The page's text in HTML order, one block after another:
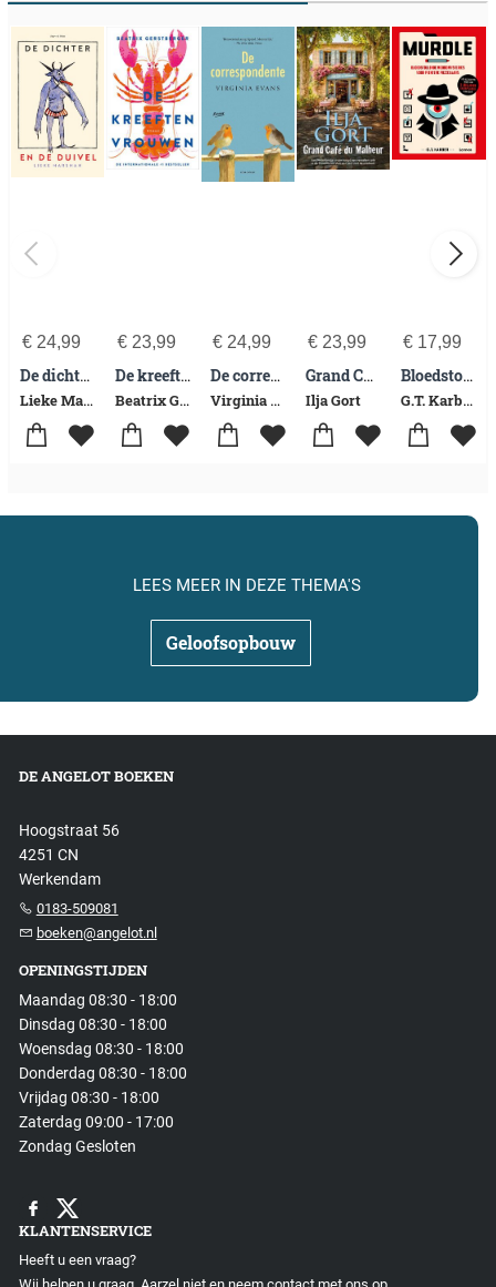
€24,99
De dichter en de duivel
Lieke Marsman
€23,99
De kreeftenvrouwen
Beatrix Gerstberger
€ 24,99
De correspondente
Virginia Evans
€ 23,99
Grand Café du Malheur
Ilja Gort
€ 17,99
Bloedstollende moordmysteries voor pientere puzzelaars
G.T. Karber
Geloofsopbouw
LEES MEER IN DEZE THEMA'S
DE ANGELOT BOEKEN
Hoogstraat 56
4251 CN
Werkendam
0183-509081
boeken@angelot.nl
OPENINGSTIJDEN
Maandag 08:30 - 18:00
Dinsdag 08:30 - 18:00
Woensdag 08:30 - 18:00
Donderdag 08:30 - 18:00
Vrijdag 08:30 - 18:00
Zaterdag 09:00 - 17:00
Zondag Gesloten
KLANTENSERVICE
Heeft u een vraag?